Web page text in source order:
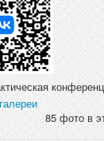
85 фото в